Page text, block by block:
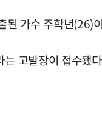
가수 주학년(26)
고발장이 접수됐